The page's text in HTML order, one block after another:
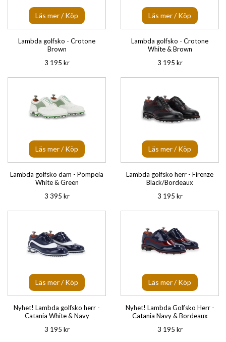
Läs mer / Köp
Lambda golfsko - Crotone
Brown
3 195 kr
Läs mer / Köp
Lambda golfsko - Crotone
White & Brown
3 195 kr
Läs mer / Köp
Lambda golfsko dam - Pompeia
White & Green
3 395 kr
Läs mer / Köp
Lambda golfsko herr - Firenze
Black/Bordeaux
3 195 kr
Läs mer / Köp
Nyhet! Lambda golfsko herr -
Catania White & Navy
3 195 kr
Läs mer / Köp
Nyhet! Lambda Golfsko Herr -
Catania Navy & Bordeaux
3 195 kr